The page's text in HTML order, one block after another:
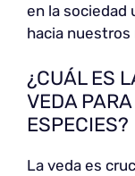
en la sociedad
hacia
¿CUÁL ES
VEDA
ESPECIES?
La veda es